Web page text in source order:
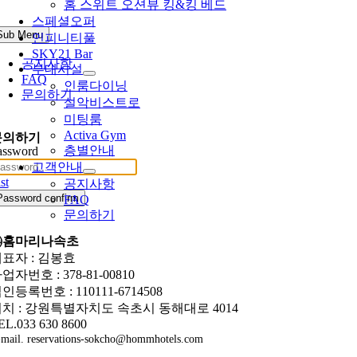
홈 스위트 오션뷰 킹&킹 베드
스페셜오퍼
인피니티풀
SKY21 Bar
부대시설
인룸다이닝
설악비스트로
미팅룸
Activa Gym
층별안내
고객안내
공지사항
FAQ
문의하기
Menu
공지사항
FAQ
문의하기
하기
confirm
마리나속초
자 : 김봉효
자번호 : 378-81-00810
등록번호 : 110111-6714508
: 강원특별자치도 속초시 동해대로 4014
630 8600
reservations-sokcho@hommhotels.com